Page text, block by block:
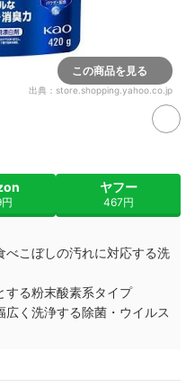
この商品を見る
出典： store.shopping.yahoo.co.jp
ヤフー
467円
べこぼしの汚れに対応する洗
する粉末酸素系タイプ
く洗浄する除菌・ウイルス